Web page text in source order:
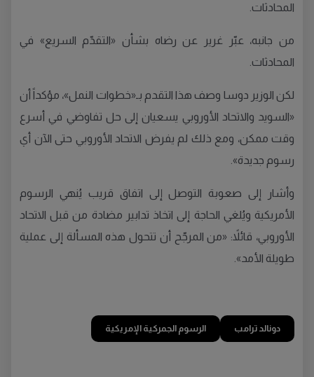
المحادثات.
من جانبه، عبّر غرير عن رضاه بشأن «التقدّم السريع» في
المحادثات.
لكن الوزير دوسا وصف هذا التقدم بـ«خطوات النمل»، مؤكداً أن
«السويد والاتحاد الأوروبي يسعيان إلى حل تفاوضي في أسرع
وقت ممكن، ومع ذلك لم يفرض الاتحاد الأوروبي حتى الآن أي
رسوم جديدة».
وأشار إلى صعوبة التوصل إلى اتفاق قريب يُنهي الرسوم
الأمريكية ويُلغي الحاجة إلى اتخاذ تدابير مضادة من قبل الاتحاد
الأوروبي، قائلاً: «من المرجّح أن تتحول هذه المسألة إلى عملية
طويلة الأمد».
دونالد ترامب الرسوم الجمركية الإمريكية